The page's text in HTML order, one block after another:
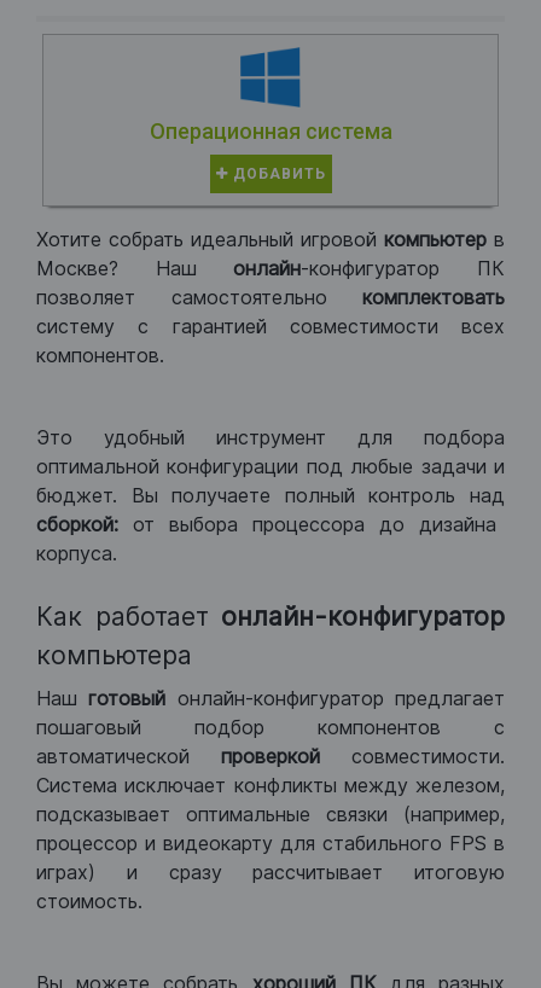
Операционная система
ДОБАВИТЬ
Хотите собрать идеальный игровой компьютер в
Москве? Нашонлайн-конфигуратор ПК
позволяет самостоятельно комплектовать
систему с гарантией совместимости всех
компонентов.
Это удобный инструмент для подбора
оптимальной конфигурации под любые задачи и
бюджет. Вы получаете полный контроль над
сборкой: от выбора процессора до дизайна
корпуса.
Как работает онлайн-конфигуратор
компьютера
Нашготовый онлайн-конфигуратор предлагает
пошаговый подбор компонентов с
автоматической проверкой совместимости.
Система исключает конфликты между железом,
подсказывает оптимальные связки (например,
процессор и видеокарту для стабильного FPS в
играх) и сразу рассчитывает итоговую
стоимость.
Вы можете собрать хороший ПКдля разных